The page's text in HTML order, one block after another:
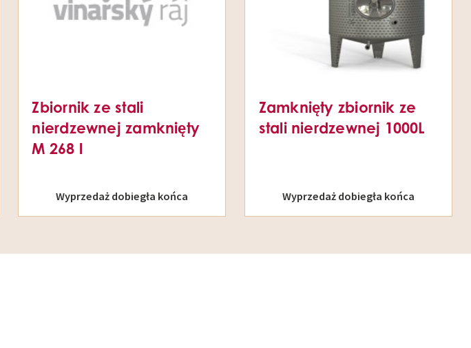
Zbiornik ze stali
nierdzewnej zamknięty
M 268 l
Wyprzedaż dobiegła końca
Zamknięty zbiornik ze
stali nierdzewnej 1000L
Wyprzedaż dobiegła końca